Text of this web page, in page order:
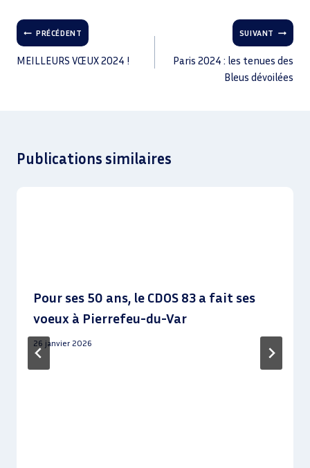
PRÉCÉDENT
MEILLEURS VŒUX 2024 !
SUIVANT
Paris 2024 : les tenues des
Bleus dévoilées
Publications similaires
Pour ses 50 ans, le CDOS 83 a fait ses
voeux à Pierrefeu-du-Var
26 janvier 2026